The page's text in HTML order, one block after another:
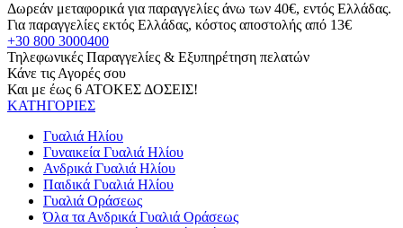
Δωρεάν μεταφορικά για παραγγελίες άνω των 40€, εντός Ελλάδας.
Για παραγγελίες εκτός Ελλάδας, κόστος αποστολής από 13€
+30 800 3000400
Τηλεφωνικές Παραγγελίες & Εξυπηρέτηση πελατών
Κάνε τις Αγορές σου
Και με έως 6 ΑΤΟΚΕΣ ΔΟΣΕΙΣ!
ΚΑΤΗΓΟΡΙΕΣ
Γυαλιά Ηλίου
Γυναικεία Γυαλιά Ηλίου
Ανδρικά Γυαλιά Ηλίου
Παιδικά Γυαλιά Ηλίου
Γυαλιά Οράσεως
Όλα τα Ανδρικά Γυαλιά Οράσεως